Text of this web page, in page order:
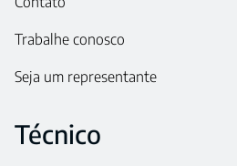
Técnico
Trabalhe conosco
Seja um representante